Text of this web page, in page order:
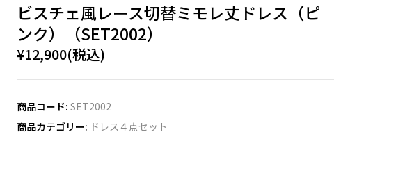
ビスチェ風レース切替ミモレ丈ドレス（ピ
ンク）（SET2002）
¥12,900(税込)
商品コード: SET2002
商品カテゴリー: ドレス４点セット